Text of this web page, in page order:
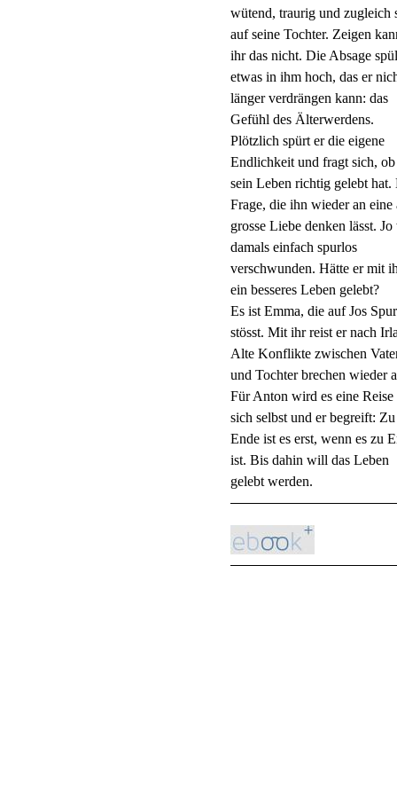
wütend, traurig und zugleich
auf seine Tochter. Zeigen
ihr das nicht. Die Absage
etwas in ihm hoch, das er
länger verdrängen kann: das
Gefühl des Älterwerdens.
Plötzlich spürt er die eigene
Endlichkeit und fragt sich, ob
sein Leben richtig gelebt hat.
Frage, die ihn wieder an eine
grosse Liebe denken lässt. Jo
damals einfach spurlos
verschwunden. Hätte er mit
ein besseres Leben gelebt?
Es ist Emma, die auf Jos Spur
stösst. Mit ihr reist er nach
Alte Konflikte zwischen
und Tochter brechen wieder
Für Anton wird es eine Reise
sich selbst und er begreift: Zu
Ende ist es erst, wenn es zu
ist. Bis dahin will das Leben
gelebt werden.